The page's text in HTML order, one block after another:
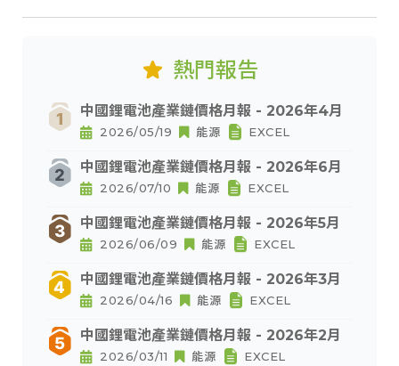
熱門報告
中國鋰電池產業鏈價格月報 - 2026年4月
2026/05/19 能源 EXCEL
中國鋰電池產業鏈價格月報 - 2026年6月
2026/07/10 能源 EXCEL
中國鋰電池產業鏈價格月報 - 2026年5月
2026/06/09 能源 EXCEL
中國鋰電池產業鏈價格月報 - 2026年3月
2026/04/16 能源 EXCEL
中國鋰電池產業鏈價格月報 - 2026年2月
2026/03/11 能源 EXCEL